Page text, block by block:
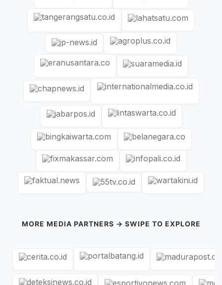
MORE MEDIA PARTNERS → SWIPE TO EXPLORE